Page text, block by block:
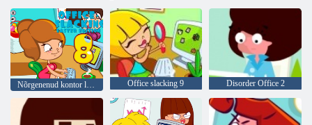
Nõrgenenud kontor lihavõtted väljaanne 8. Office slacking 9 Disorder Office 2